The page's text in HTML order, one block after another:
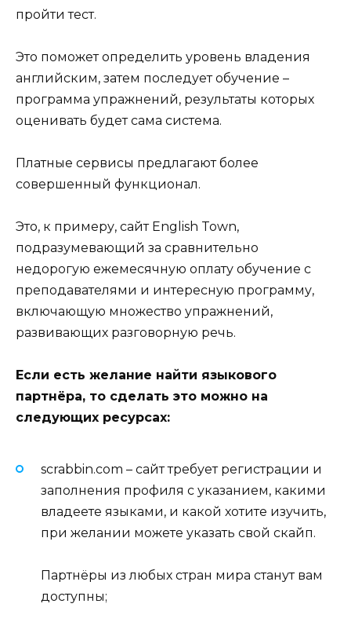
пройти тест.
Это поможет определить уровень владения
английским, затем последует обучение –
программа упражнений, результаты которых
оценивать будет сама система.
Платные сервисы предлагают более
совершенный функционал.
Это, к примеру, сайт English Town,
подразумевающий за сравнительно
недорогую ежемесячную оплату обучение с
преподавателями и интересную программу,
включающую множество упражнений,
развивающих разговорную речь.
Если есть желание найти языкового
партнёра, то сделать это можно на
следующих ресурсах:
scrabbin.com – сайт требует регистрации и
заполнения профиля с указанием, какими
владеете языками, и какой хотите изучить,
при желании можете указать свой скайп.
Партнёры из любых стран мира станут вам
доступны;